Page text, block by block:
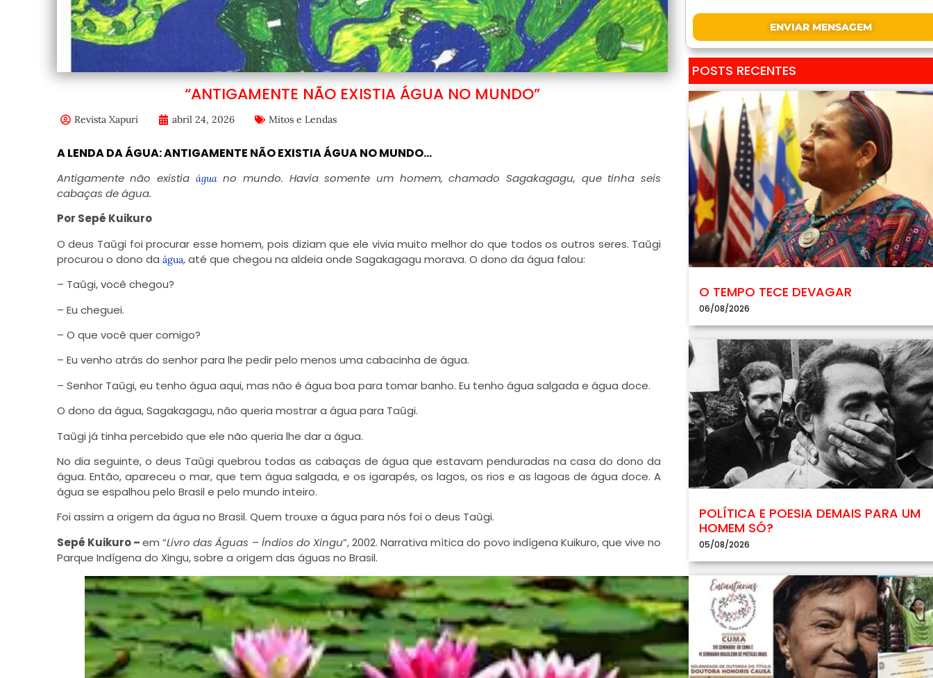
“ANTIGAMENTE NÃO EXISTIA ÁGUA NO MUNDO”
Revista Xapuri abril 24, 2026 Mitos e Lendas
A LENDA DA ÁGUA: ANTIGAMENTE NÃO EXISTIA ÁGUA NO MUNDO…
Antigamente não existia águano mundo. Havia somente um homem, chamado Sagakagagu, que tinha seis
cabaças de água.
Por Sepé Kuikuro
O deus Taũgi foi procurar esse homem, pois diziam que ele vivia muito melhor do que todos os outros seres. Taũgi
procurou o dono da água, até que chegou na aldeia onde Sagakagagu morava. O dono da água falou:
– Taũgi, você chegou?
– Eu cheguei.
– O que você quer comigo?
– Eu venho atrás do senhor para lhe pedir pelo menos uma cabacinha de água.
– Senhor Taũgi, eu tenho água aqui, mas não é água boa para tomar banho. Eu tenho água salgada e água doce.
O dono da água, Sagakagagu, não queria mostrar a água para Taũgi.
Taũgi já tinha percebido que ele não queria lhe dar a água.
No dia seguinte, o deus Taũgi quebrou todas as cabaças de água que estavam penduradas na casa do dono da
água. Então, apareceu o mar, que tem água salgada, e os igarapés, os lagos, os rios e as lagoas de água doce. A
água se espalhou pelo Brasil e pelo mundo inteiro.
Foi assim a origem da água no Brasil. Quem trouxe a água para nós foi o deus Taũgi.
Sepé Kuikuro –em “Livro das Águas – Índios do Xingu”, 2002. Narrativa mítica do povo indígena Kuikuro, que vive no
Parque Indígena do Xingu, sobre a origem das águas no Brasil.
ENVIAR MENSAGEM
POSTS RECENTES
O TEMPO TECE DEVAGAR
06/08/2026
POLÍTICA E POESIA DEMAIS PARA UM
HOMEM SÓ?
05/08/2026